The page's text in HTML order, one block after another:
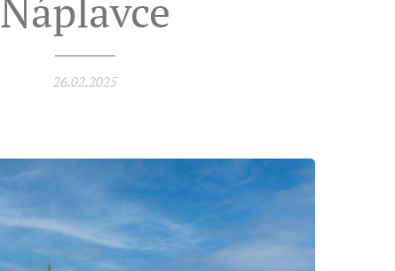
Náplavce
26.02.2025